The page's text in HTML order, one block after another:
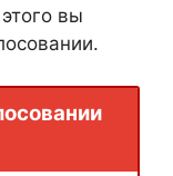
вы